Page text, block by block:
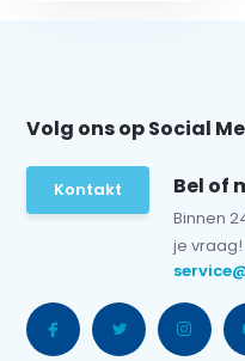
Volg ons op Social
Kontakt Bel of
Binnen
je vraag!